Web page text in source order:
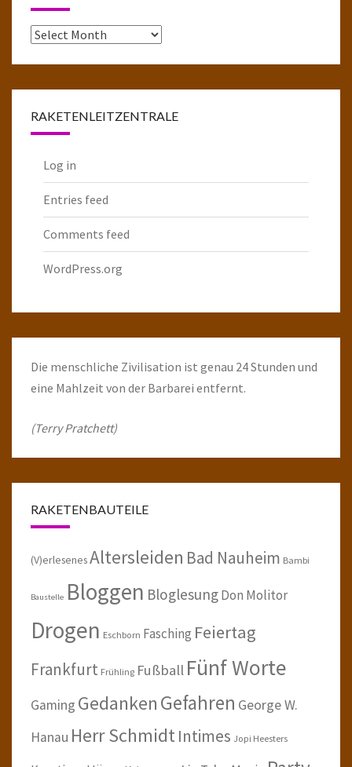
Das
RAKETENLEITZENTRALE
Log in
Entries feed
Comments feed
WordPress.org
Die menschliche Zivilisation ist genau 24 Stunden und
eine Mahlzeit von der Barbarei entfernt.
(Terry Pratchett)
RAKETENBAUTEILE
(V)erlesenesAltersleiden Bad Nauheim Bambi
Baustelle Bloggen BloglesungDon Molitor
Drogen Eschborn Fasching Feiertag
Frankfurt Frühling Fußball Fünf Worte
Gaming GedankenGefahren George W.
Hanau Herr SchmidtIntimes Jopi Heesters